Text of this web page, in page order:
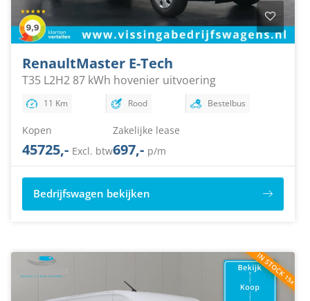
RenaultMaster E-Tech
T35 L2H2 87 kWh hovenier uitvoering
11 Km Rood Bestelbus
Kopen
45725,- Excl. btw
Zakelijke lease
697,- p/m
Bedrijfswagen bekijken